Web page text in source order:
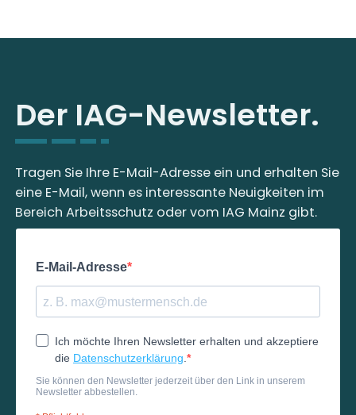
Der IAG-Newsletter.
Tragen Sie Ihre E-Mail-Adresse ein und erhalten Sie
eine E-Mail, wenn es interessante Neuigkeiten im
Bereich Arbeitsschutz oder vom IAG Mainz gibt.